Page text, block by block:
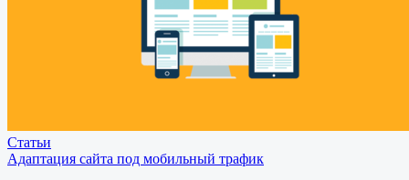
Статьи
Адаптация сайта под мобильный трафик